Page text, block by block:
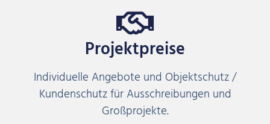
Projektpreise
Individuelle Angebote und Objektschutz /
Kundenschutz für Ausschreibungen und
Großprojekte.